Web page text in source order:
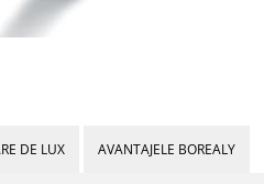
DE LUX AVANTAJELE BOREALY